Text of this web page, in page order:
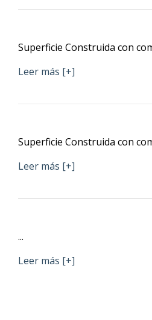
Superficie Construida con
Leer más [+]
Superficie Construida con
Leer más [+]
...
Leer más [+]